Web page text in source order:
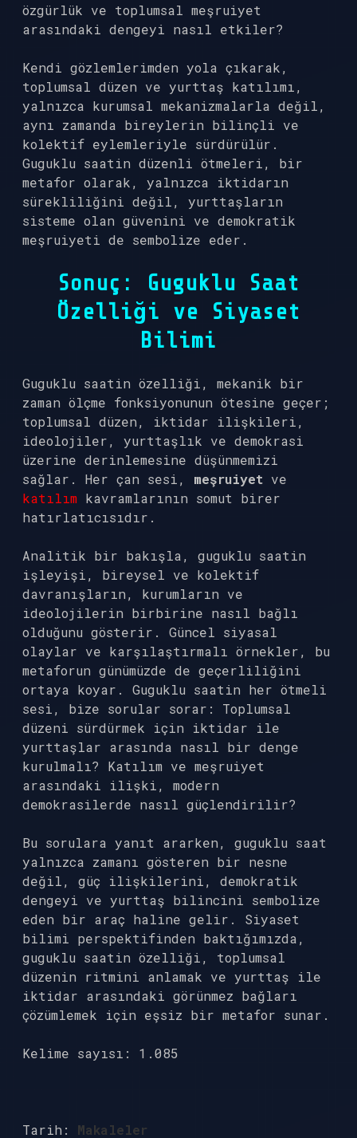
özgürlük ve toplumsal meşruiyet
arasındaki dengeyi nasıl etkiler?
Kendi gözlemlerimden yola çıkarak,
toplumsal düzen ve yurttaş katılımı,
yalnızca kurumsal mekanizmalarla değil,
aynı zamanda bireylerin bilinçli ve
kolektif eylemleriyle sürdürülür.
Guguklu saatin düzenli ötmeleri, bir
metafor olarak, yalnızca iktidarın
sürekliliğini değil, yurttaşların
sisteme olan güvenini ve demokratik
meşruiyeti de sembolize eder.
Sonuç: Guguklu Saat
Özelliği ve Siyaset
Bilimi
Guguklu saatin özelliği, mekanik bir
zaman ölçme fonksiyonunun ötesine geçer;
toplumsal düzen, iktidar ilişkileri,
ideolojiler, yurttaşlık ve demokrasi
üzerine derinlemesine düşünmemizi
sağlar. Her çan sesi, meşruiyet ve
katılım kavramlarının somut birer
hatırlatıcısıdır.
Analitik bir bakışla, guguklu saatin
işleyişi, bireysel ve kolektif
davranışların, kurumların ve
ideolojilerin birbirine nasıl bağlı
olduğunu gösterir. Güncel siyasal
olaylar ve karşılaştırmalı örnekler, bu
metaforun günümüzde de geçerliliğini
ortaya koyar. Guguklu saatin her ötmeli
sesi, bize sorular sorar: Toplumsal
düzeni sürdürmek için iktidar ile
yurttaşlar arasında nasıl bir denge
kurulmalı? Katılım ve meşruiyet
arasındaki ilişki, modern
demokrasilerde nasıl güçlendirilir?
Bu sorulara yanıt ararken, guguklu saat
yalnızca zamanı gösteren bir nesne
değil, güç ilişkilerini, demokratik
dengeyi ve yurttaş bilincini sembolize
eden bir araç haline gelir. Siyaset
bilimi perspektifinden baktığımızda,
guguklu saatin özelliği, toplumsal
düzenin ritmini anlamak ve yurttaş ile
iktidar arasındaki görünmez bağları
çözümlemek için eşsiz bir metafor sunar.
Kelime sayısı: 1.085
Tarih: Makaleler